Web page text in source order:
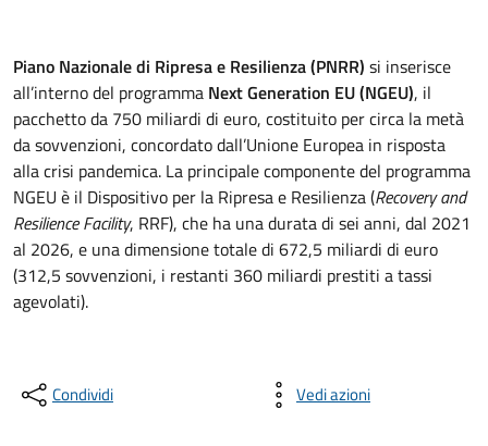
Piano Nazionale di Ripresa e Resilienza (PNRR) si inserisce
all’interno del programma Next Generation EU (NGEU), il
pacchetto da 750 miliardi di euro, costituito per circa la metà
da sovvenzioni, concordato dall’Unione Europea in risposta
alla crisi pandemica. La principale componente del programma
NGEU è il Dispositivo per la Ripresa e Resilienza (Recovery and
Resilience Facility, RRF), che ha una durata di sei anni, dal 2021
al 2026, e una dimensione totale di 672,5 miliardi di euro
(312,5 sovvenzioni, i restanti 360 miliardi prestiti a tassi
agevolati).
Condividi Vedi azioni